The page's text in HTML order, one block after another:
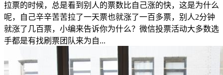
拉票的时候，总是看到别人的票数比自己涨的快，这是为什么
呢，自己辛辛苦苦拉了一天票也就涨了一百多票，别人2分钟
就涨了几百票，小编来告诉你为什么？微信投票活动大多数选
手都是有找刷票团队来为自...